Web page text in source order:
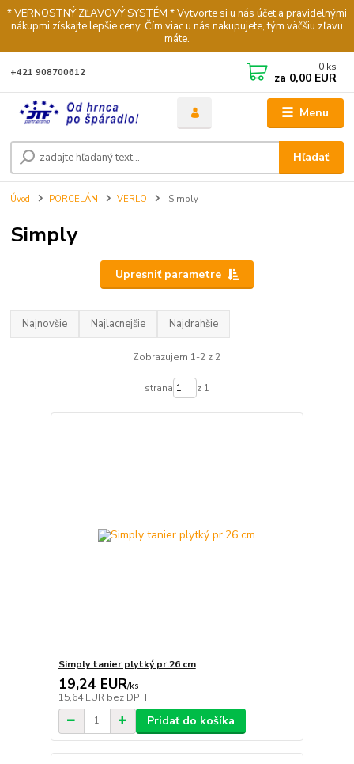
* VERNOSTNÝ ZĽAVOVÝ SYSTÉM * Vytvorte si u nás účet a pravidelnými
nákupmi získajte lepšie ceny. Čím viac u nás nakupujete, tým väčšiu zľavu
máte.
Menu
Hľadať
+421 908700612 0 ks
za 0,00 EUR
Úvod PORCELÁN VERLO Simply
Simply
Upresniť parametre
Najnovšie Najlacnejšie Najdrahšie
Zobrazujem 1-2 z 2
strana z 1
Simply tanier plytký pr.26 cm
19,24 EUR/ks
15,64 EUR bez DPH
Pridať do košíka